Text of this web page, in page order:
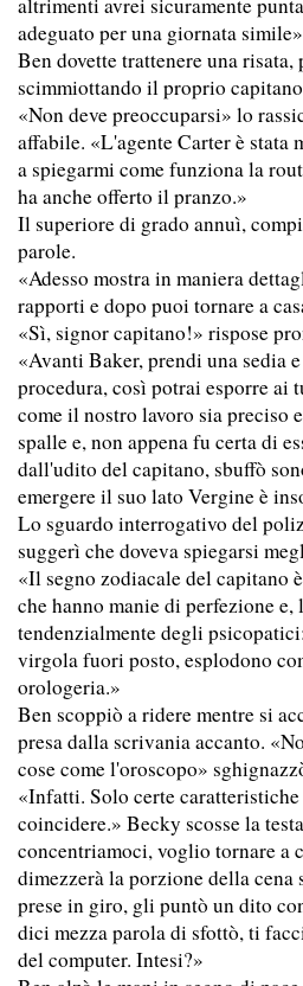
adeguato per una giornata
Ben dovette trattenere una risata,
scimmiottando il proprio
«Non deve preoccuparsi» lo
affabile. «L'agente Carter è
a spiegarmi come funziona la
ha anche offerto il pranzo.»
Il superiore di grado annuì,
parole.
«Adesso mostra in maniera
rapporti e dopo puoi tornare a
«Sì, signor capitano!» rispose
«Avanti Baker, prendi una sedia
procedura, così potrai esporre ai
come il nostro lavoro sia preciso
spalle e, non appena fu certa di
dall'udito del capitano, sbuffò
emergere il suo lato Vergine è
Lo sguardo interrogativo del
suggerì che doveva spiegarsi
«Il segno zodiacale del capitano
che hanno manie di perfezione
tendenzialmente degli
virgola fuori posto, esplodono
orologeria.»
Ben scoppiò a ridere mentre si
presa dalla scrivania accanto.
cose come l'oroscopo»
«Infatti. Solo certe
coincidere.» Becky scosse la
concentriamoci, voglio tornare a
dimezzerà la porzione della cena
prese in giro, gli puntò un dito
dici mezza parola di sfottò, ti
del computer. Intesi?»